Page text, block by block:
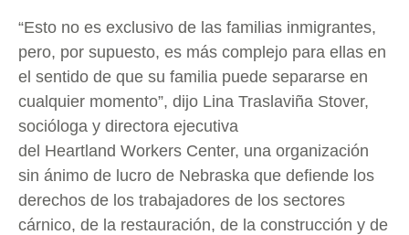
“Esto no es exclusivo de las familias inmigrantes,
pero, por supuesto, es más complejo para ellas en
el sentido de que su familia puede separarse en
cualquier momento”, dijo Lina Traslaviña Stover,
socióloga y directora ejecutiva
del Heartland Workers Center, una organización
sin ánimo de lucro de Nebraska que defiende los
derechos de los trabajadores de los sectores
cárnico, de la restauración, de la construcción y de